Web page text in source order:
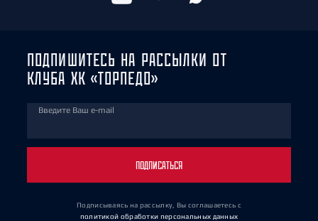
ПОДПИШИТЕСЬ НА РАССЫЛКИ ОТ
КЛУБА ХК «ТОРПЕДО»
Введите Ваш e-mail
ПОДПИСАТЬСЯ
Подписываясь на рассылку, Вы соглашаетесь с
политикой обработки персональных данных